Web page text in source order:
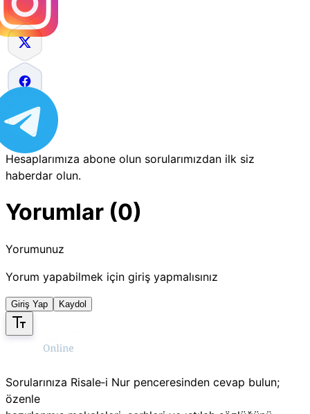
Hesaplarımıza abone olun sorularımızdan ilk siz
haberdar olun.
Yorumlar (0)
Yorumunuz
Yorum yapabilmek için giriş yapmalısınız
Giriş Yap Kaydol
Sorularınıza Risale‑i Nur penceresinden cevap bulun;
özenle